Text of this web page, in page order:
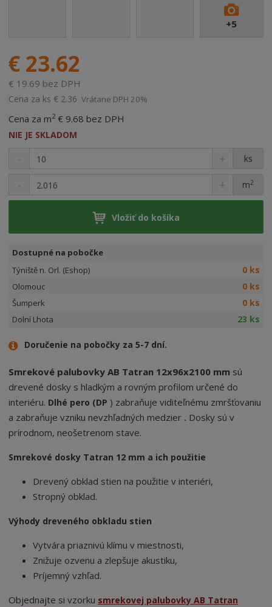
+5
€ 23.62
€ 19.69 bez DPH
Cena za ks € 2.36 Vrátane DPH 20%
Cena za m2 € 9.68 bez DPH
NIE JE SKLADOM
ks
m2
Vložiť do košíka
Dostupné na pobočke
Týniště n. Orl. (Eshop)
0 ks
Olomouc 0 ks
Šumperk 0 ks
Dolní Lhota 23 ks
Doručenie na pobočky za 5-7 dní.
Smrekové palubovky AB Tatran 12x96x2100 mm sú
drevené dosky s hladkým a rovným profilom určené do
interiéru. Dlhé pero (DP ) zabraňuje viditeľnému zmršťovaniu
a zabraňuje vzniku nevzhľadných medzier . Dosky sú v
prírodnom, neošetrenom stave.
Smrekové dosky Tatran 12 mm a ich použitie
Drevený obklad stien na použitie v interiéri,
Stropný obklad.
Výhody dreveného obkladu stien
Vytvára priaznivú klímu v miestnosti,
Znižuje ozvenu a zlepšuje akustiku,
Príjemný vzhľad.
Objednajte si vzorku smrekovej palubovky AB Tatran